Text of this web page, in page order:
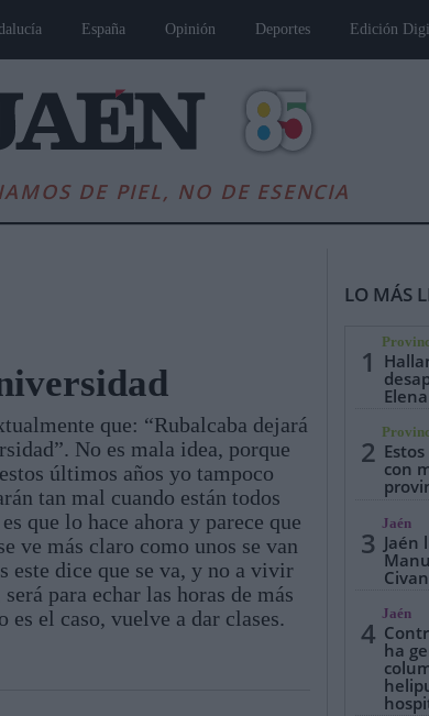
España Opinión Deportes Edición
DE PIEL, NO DE ESENCIA
Internacional Opinión Cultura Deportes Jaén, Pueblo
que: “Rubalcaba dejará
No es mala idea, porque
últimos años yo tampoco
tan mal cuando están todos
que lo hace ahora y parece que
ve más claro como unos se van
este dice que se va, y no a vivir
para echar las horas de más
el caso, vuelve a dar clases.
LO MÁS
1
Elena
2 con
3
Jaén
Jaén
4
Jaén
ha